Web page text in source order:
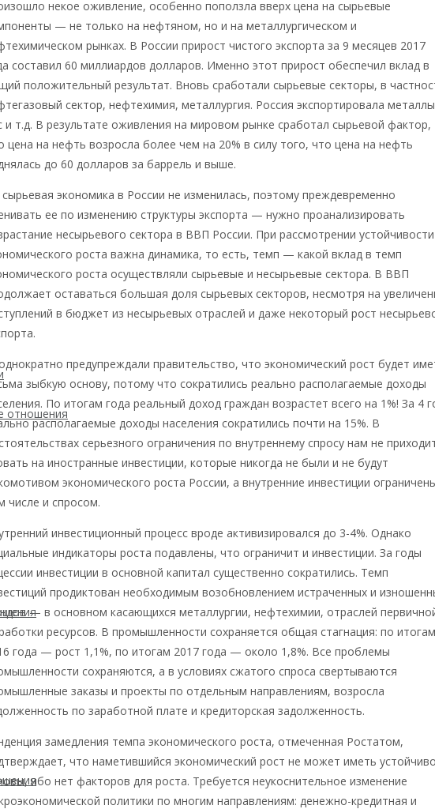
отношения
некое оживление, особенно поползла вверх цена на сырьевые
— не только на нефтяном, но и на металлургическом и
рынках. В России прирост чистого экспорта за 9 месяцев 2017
составил 60 миллиардов долларов. Именно этот прирост обеспечил вклад в
положительный результат. Вновь сработали сырьевые секторы, в
сектор, нефтехимия, металлургия. Россия экспортировала
и т.д. В результате оживления на мировом рынке сработал сырьевой фактор,
цена на нефть возросла более чем на 20% в силу того, что цена на нефть
до 60 долларов за баррель и выше.
экономика в России не изменилась, поэтому преждевременно
ее по изменению структуры экспорта — нужно проанализировать
несырьевого сектора в ВВП России. При рассмотрении устойчивости
роста важна динамика, то есть, темп — какой вклад в темп
роста осуществляли сырьевые и несырьевые сектора. В ВВП
оставаться большая доля сырьевых секторов, несмотря на
в бюджет из несырьевых отраслей и даже некоторый рост
предупреждали правительство, что экономический рост будет
зыбкую основу, потому что сократились реально располагаемые доходы
По итогам года реальный доход граждан возрастет всего на 1%! За 4
располагаемые доходы населения сократились почти на 15%. В
серьезного ограничения по внутреннему спросу нам не
на иностранные инвестиции, которые никогда не были и не будут
экономического роста России, а внутренние инвестиции
числе и спросом.
инвестиционный процесс вроде активизировался до 3-4%. Однако
индикаторы роста подавлены, что ограничит и инвестиции. За годы
инвестиции в основной капитал существенно сократились. Темп
продиктован необходимым возобновлением истраченных и
— в основном касающихся металлургии, нефтехимии, отраслей
ресурсов. В промышленности сохраняется общая стагнация: по итогам
года — рост 1,1%, по итогам 2017 года — около 1,8%. Все проблемы
сохраняются, а в условиях сжатого спроса свертываются
заказы и проекты по отдельным направлениям, возросла
по заработной плате и кредиторская задолженность.
замедления темпа экономического роста, отмеченная Ростатом,
что наметившийся экономический рост не может иметь
ибо нет факторов для роста. Требуется неукоснительное изменение
политики по многим направлениям: денежно-кредитная и